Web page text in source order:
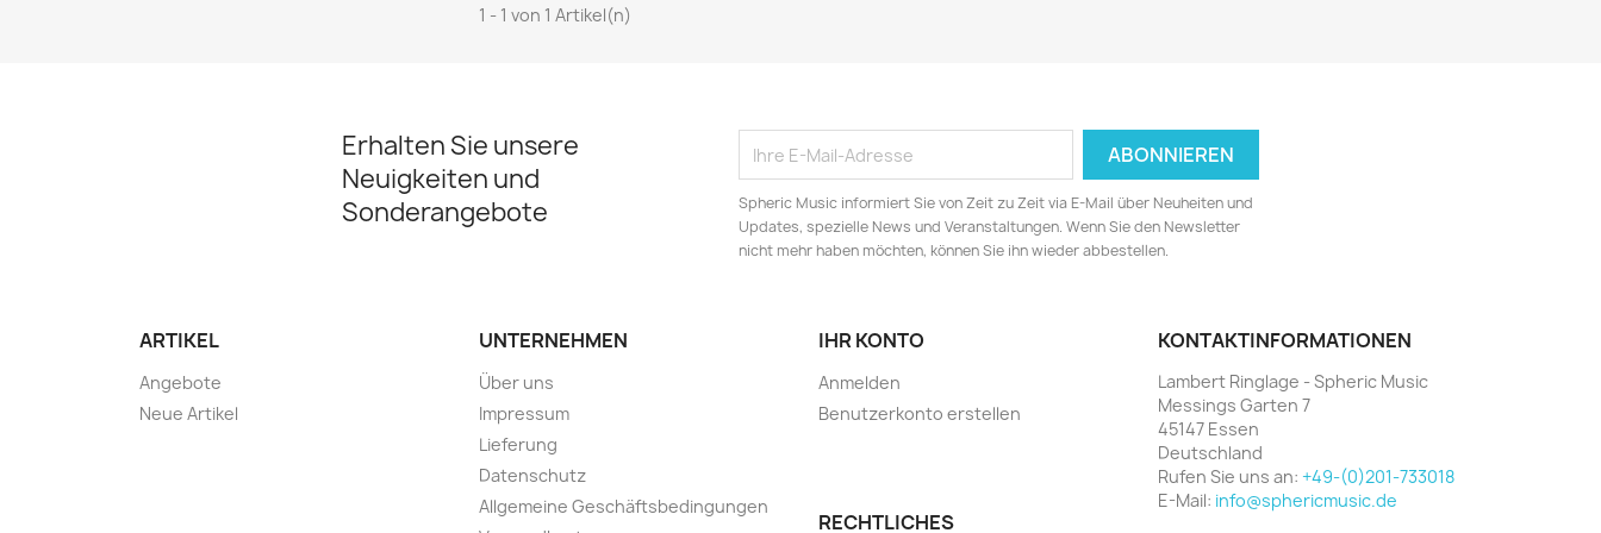
1 - 1 von 1 Artikel(n)
Erhalten Sie unsere
Neuigkeiten und
Sonderangebote
Spheric Music informiert Sie von Zeit zu Zeit via E-Mail über Neuheiten und
Updates, spezielle News und Veranstaltungen. Wenn Sie den Newsletter
nicht mehr haben möchten, können Sie ihn wieder abbestellen.
ARTIKEL
Angebote
Neue Artikel
UNTERNEHMEN
Über uns
Impressum
Lieferung
Datenschutz
Allgemeine Geschäftsbedingungen
IHR KONTO
Anmelden
Benutzerkonto erstellen
KONTAKTINFORMATIONEN
Lambert Ringlage - Spheric Music
Messings Garten 7
45147 Essen
Deutschland
Rufen Sie uns an: +49-(0)201-733018
E-Mail: info@sphericmusic.de
RECHTLICHES